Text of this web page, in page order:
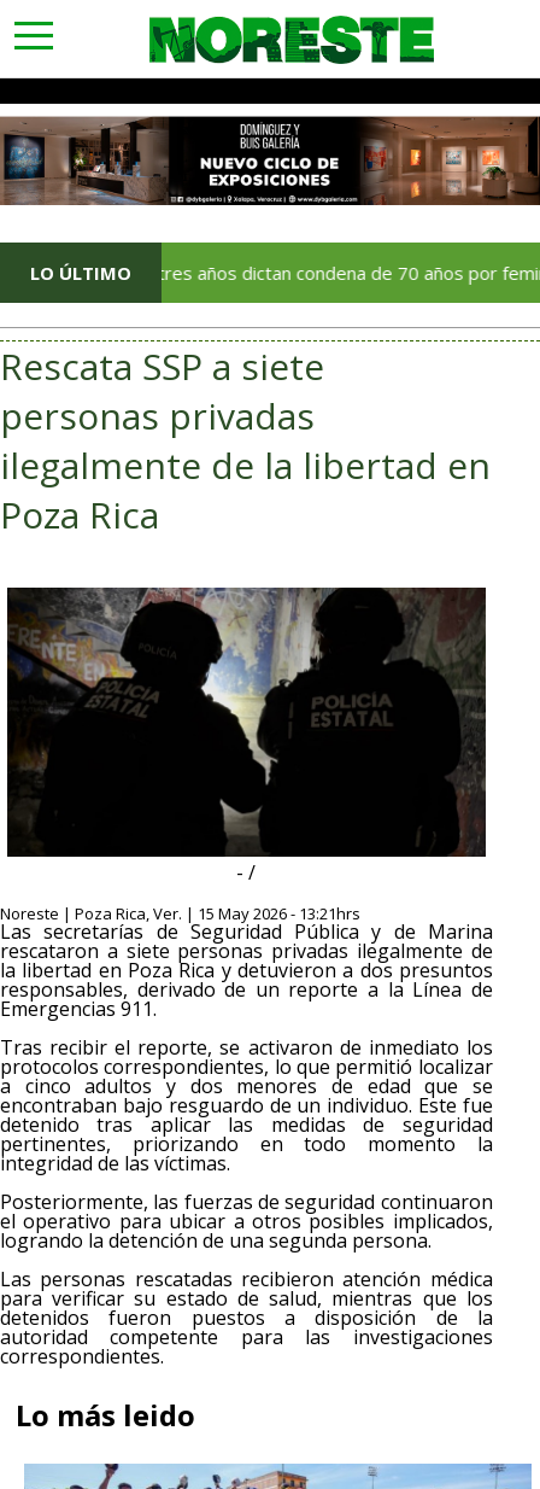
toggle
navigation
LO ÚLTIMO
Tras tres años dictan condena de 70 años por feminicidio
Rescata SSP a siete
personas privadas
ilegalmente de la libertad en
Poza Rica
- /
Noreste | Poza Rica, Ver. | 15 May 2026 - 13:21hrs
Las secretarías de Seguridad Pública y de Marina
rescataron a siete personas privadas ilegalmente de
la libertad en Poza Rica y detuvieron a dos presuntos
responsables, derivado de un reporte a la Línea de
Emergencias 911.
Tras recibir el reporte, se activaron de inmediato los
protocolos correspondientes, lo que permitió localizar
a cinco adultos y dos menores de edad que se
encontraban bajo resguardo de un individuo. Este fue
detenido tras aplicar las medidas de seguridad
pertinentes, priorizando en todo momento la
integridad de las víctimas.
Posteriormente, las fuerzas de seguridad continuaron
el operativo para ubicar a otros posibles implicados,
logrando la detención de una segunda persona.
Las personas rescatadas recibieron atención médica
para verificar su estado de salud, mientras que los
detenidos fueron puestos a disposición de la
autoridad competente para las investigaciones
correspondientes.
Lo más leido